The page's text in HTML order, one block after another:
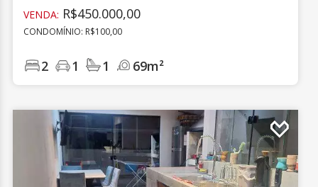
VENDA: R$450.000,00
CONDOMÍNIO: R$100,00
2 1 1 69m²